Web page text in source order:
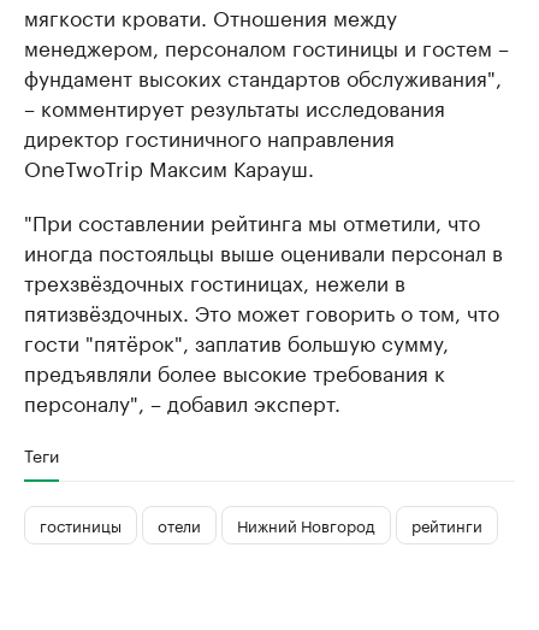
мягкости кровати. Отношения между
менеджером, персоналом гостиницы и гостем –
фундамент высоких стандартов обслуживания",
– комментирует результаты исследования
директор гостиничного направления
OneTwoTrip Максим Карауш.
"При составлении рейтинга мы отметили, что
иногда постояльцы выше оценивали персонал в
трехзвёздочных гостиницах, нежели в
пятизвёздочных. Это может говорить о том, что
гости "пятёрок", заплатив большую сумму,
предъявляли более высокие требования к
персоналу", – добавил эксперт.
Теги
гостиницы отели Нижний Новгород рейтинги